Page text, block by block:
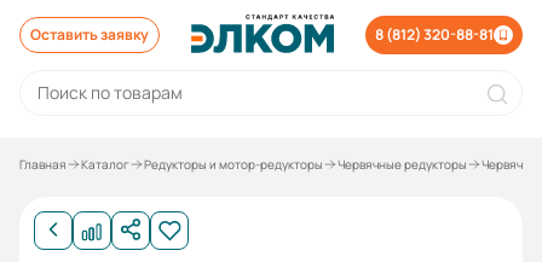
Оставить заявку 8 (812) 320-88-81
Главная Каталог Редукторы и мотор-редукторы Червячные редукторы